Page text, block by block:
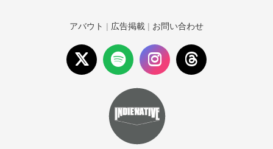
アバウト | 広告掲載 | お問い合わせ